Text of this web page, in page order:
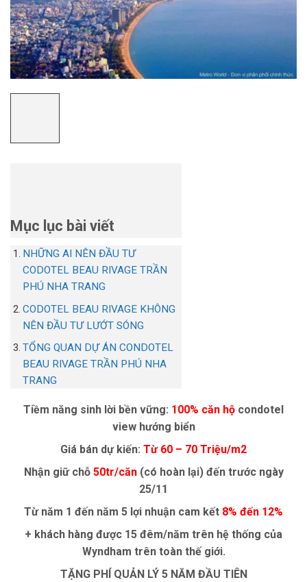
Mục lục bài viết
NHỮNG AI NÊN ĐẦU TƯ
CODOTEL BEAU RIVAGE TRẦN
PHÚ NHA TRANG
CODOTEL BEAU RIVAGE KHÔNG
NÊN ĐẦU TƯ LƯỚT SÓNG
TỔNG QUAN DỰ ÁN CONDOTEL
BEAU RIVAGE TRẦN PHÚ NHA
TRANG
Tiềm năng sinh lời bền vững: 100% căn hộ condotel
view hướng biển
Giá bán dự kiến: Từ 60 – 70 Triệu/m2
Nhận giữ chỗ 50tr/căn(có hoàn lại) đến trước ngày
25/11
Từ năm 1 đến năm 5 lợi nhuận cam kết 8% đến 12%
+ khách hàng được 15 đêm/năm trên hệ thống của
Wyndham trên toàn thế giới.
TẶNG PHÍ QUẢN LÝ 5 NĂM ĐẦU TIÊN